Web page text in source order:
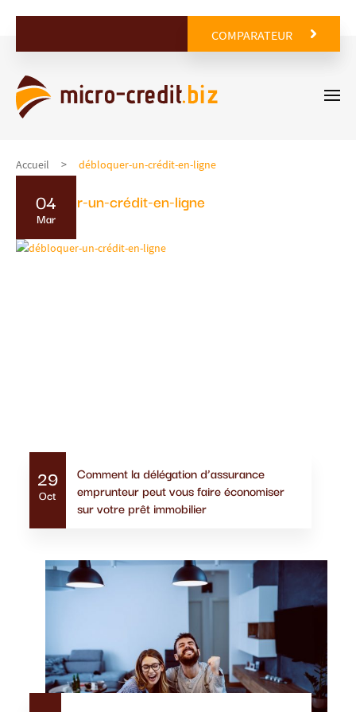
COMPARATEUR
Accueil débloquer-un-crédit-en-ligne
débloquer-un-crédit-en-ligne
04
Mar
Actualités similaires
29
Oct
Comment la délégation d’assurance
emprunteur peut vous faire économiser
sur votre prêt immobilier